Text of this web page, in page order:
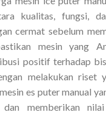
kualitas, fungsi,
cermat sebelum
mesin yang
positif terhadap
melakukan riset
es puter manual
dan memberikan